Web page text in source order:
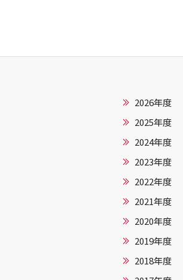
2026年度
2025年度
2024年度
2023年度
2022年度
2021年度
2020年度
2019年度
2018年度